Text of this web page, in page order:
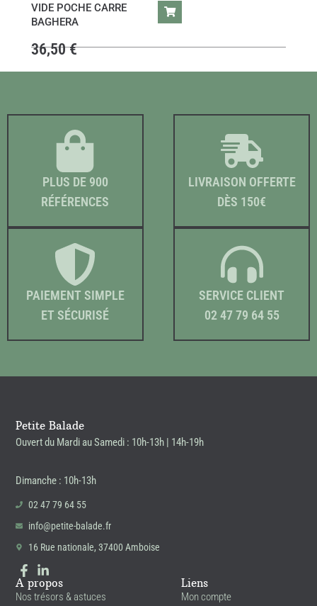
VIDE POCHE CARRE
BAGHERA
36,50€
PLUS DE 900
RÉFÉRENCES
LIVRAISON OFFERTE
DÈS 150€
PAIEMENT SIMPLE
ET SÉCURISÉ
SERVICE CLIENT
02 47 79 64 55
Petite Balade
Ouvert du Mardi au Samedi : 10h-13h | 14h-19h
Dimanche : 10h-13h
02 47 79 64 55
info@petite-balade.fr
16 Rue nationale, 37400 Amboise
A propos
Nos trésors & astuces
Liens
Mon compte